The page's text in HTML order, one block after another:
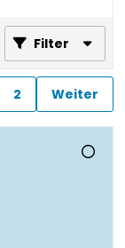
Filter
2 Weiter